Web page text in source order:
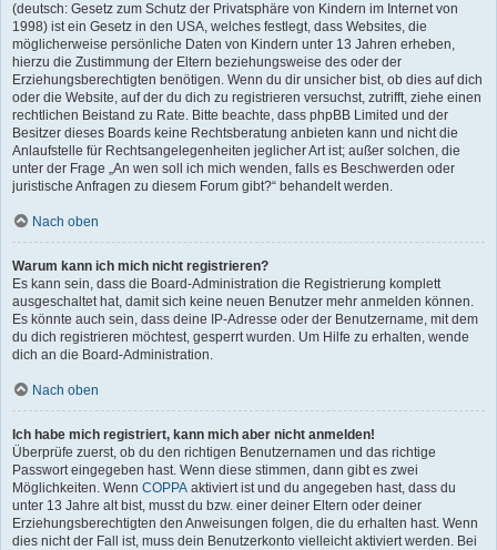
(deutsch: Gesetz zum Schutz der Privatsphäre von Kindern im Internet von
1998) ist ein Gesetz in den USA, welches festlegt, dass Websites, die
möglicherweise persönliche Daten von Kindern unter 13 Jahren erheben,
hierzu die Zustimmung der Eltern beziehungsweise des oder der
Erziehungsberechtigten benötigen. Wenn du dir unsicher bist, ob dies auf dich
oder die Website, auf der du dich zu registrieren versuchst, zutrifft, ziehe einen
rechtlichen Beistand zu Rate. Bitte beachte, dass phpBB Limited und der
Besitzer dieses Boards keine Rechtsberatung anbieten kann und nicht die
Anlaufstelle für Rechtsangelegenheiten jeglicher Art ist; außer solchen, die
unter der Frage „An wen soll ich mich wenden, falls es Beschwerden oder
juristische Anfragen zu diesem Forum gibt?“ behandelt werden.
Nach oben
Warum kann ich mich nicht registrieren?
Es kann sein, dass die Board-Administration die Registrierung komplett
ausgeschaltet hat, damit sich keine neuen Benutzer mehr anmelden können.
Es könnte auch sein, dass deine IP-Adresse oder der Benutzername, mit dem
du dich registrieren möchtest, gesperrt wurden. Um Hilfe zu erhalten, wende
dich an die Board-Administration.
Nach oben
Ich habe mich registriert, kann mich aber nicht anmelden!
Überprüfe zuerst, ob du den richtigen Benutzernamen und das richtige
Passwort eingegeben hast. Wenn diese stimmen, dann gibt es zwei
Möglichkeiten. Wenn COPPA aktiviert ist und du angegeben hast, dass du
unter 13 Jahre alt bist, musst du bzw. einer deiner Eltern oder deiner
Erziehungsberechtigten den Anweisungen folgen, die du erhalten hast. Wenn
dies nicht der Fall ist, muss dein Benutzerkonto vielleicht aktiviert werden. Bei